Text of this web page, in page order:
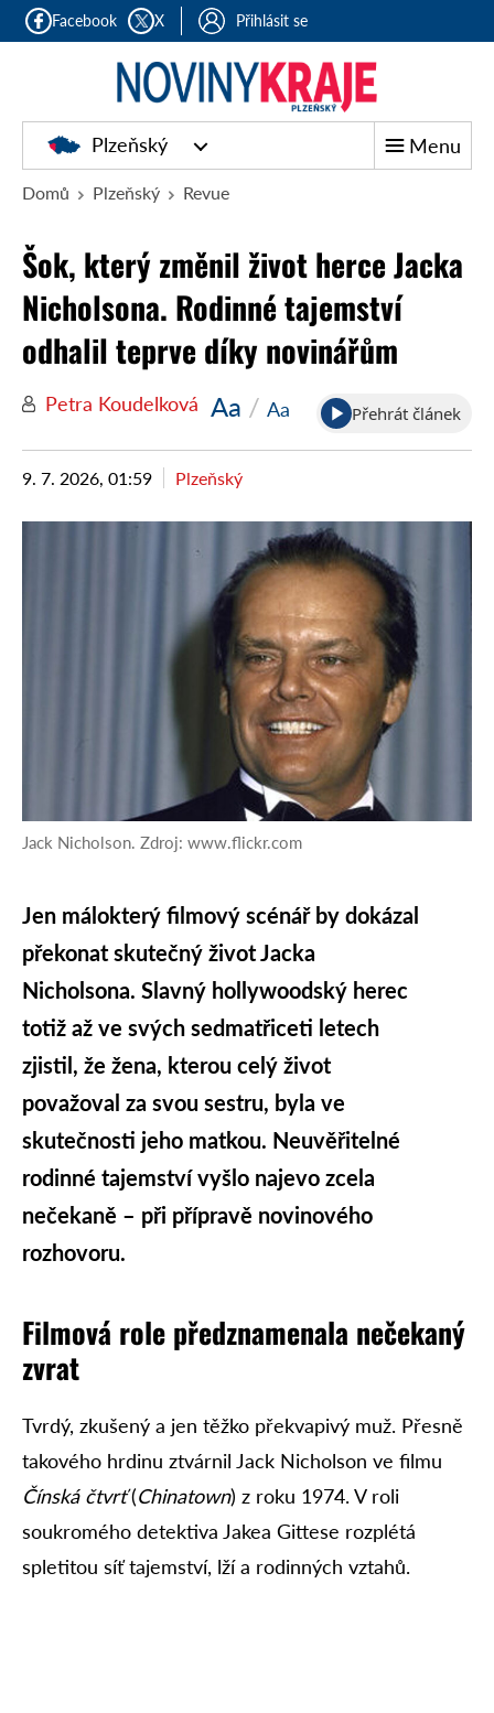
Facebook X Přihlásit se
Plzeňský Menu
Domů Plzeňský Revue
Šok, který změnil život herce Jacka
Nicholsona. Rodinné tajemství
odhalil teprve díky novinářům
Petra Koudelková Aa / Aa Přehrát článek
9. 7. 2026, 01:59 Plzeňský
Jack Nicholson. Zdroj: www.flickr.com
Jen málokterý filmový scénář by dokázal
překonat skutečný život Jacka
Nicholsona. Slavný hollywoodský herec
totiž až ve svých sedmatřiceti letech
zjistil, že žena, kterou celý život
považoval za svou sestru, byla ve
skutečnosti jeho matkou. Neuvěřitelné
rodinné tajemství vyšlo najevo zcela
nečekaně – při přípravě novinového
rozhovoru.
Filmová role předznamenala nečekaný
zvrat
Tvrdý, zkušený a jen těžko překvapivý muž. Přesně
takového hrdinu ztvárnil Jack Nicholson ve filmu
Čínská čtvrť(Chinatown) z roku 1974. V roli
soukromého detektiva Jakea Gittese rozplétá
spletitou síť tajemství, lží a rodinných vztahů.